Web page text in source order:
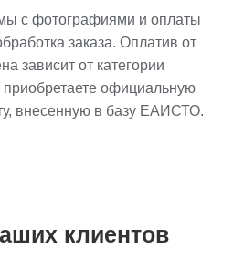
с фотографиями и оплаты
заказа. Оплатив от
зависит от категории
официальную
внесенную в базу ЕАИСТО.
клиентов